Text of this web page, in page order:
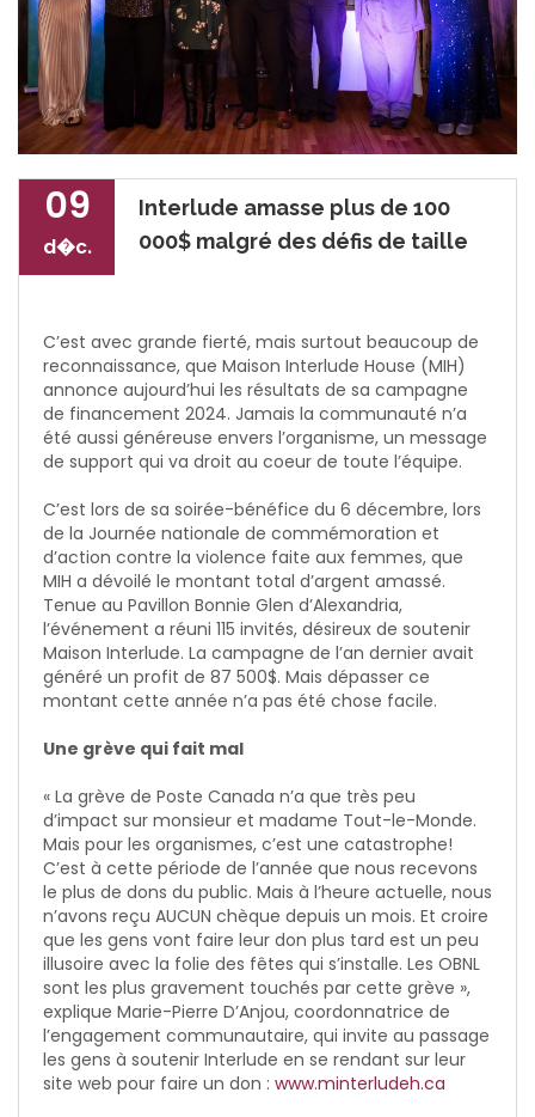
09
d�c.
Interlude amasse plus de 100
000$ malgré des défis de taille
C’est avec grande fierté, mais surtout beaucoup de
reconnaissance, que Maison Interlude House (MIH)
annonce aujourd’hui les résultats de sa campagne
de financement 2024. Jamais la communauté n’a
été aussi généreuse envers l’organisme, un message
de support qui va droit au coeur de toute l’équipe.
C’est lors de sa soirée-bénéfice du 6 décembre, lors
de la Journée nationale de commémoration et
d’action contre la violence faite aux femmes, que
MIH a dévoilé le montant total d’argent amassé.
Tenue au Pavillon Bonnie Glen d’Alexandria,
l’événement a réuni 115 invités, désireux de soutenir
Maison Interlude. La campagne de l’an dernier avait
généré un profit de 87 500$. Mais dépasser ce
montant cette année n’a pas été chose facile.
Une grève qui fait mal
« La grève de Poste Canada n’a que très peu
d’impact sur monsieur et madame Tout-le-Monde.
Mais pour les organismes, c’est une catastrophe!
C’est à cette période de l’année que nous recevons
le plus de dons du public. Mais à l’heure actuelle, nous
n’avons reçu AUCUN chèque depuis un mois. Et croire
que les gens vont faire leur don plus tard est un peu
illusoire avec la folie des fêtes qui s’installe. Les OBNL
sont les plus gravement touchés par cette grève »,
explique Marie-Pierre D’Anjou, coordonnatrice de
l’engagement communautaire, qui invite au passage
les gens à soutenir Interlude en se rendant sur leur
site web pour faire un don : www.minterludeh.ca